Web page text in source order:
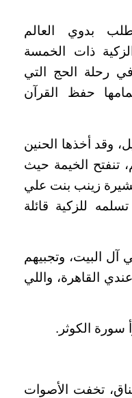
بدوي العالم
ذات الخمسة
العام 1915، في رحلة الحج التي
حفظ القرآن
وقد أخذها الحنين
تنفتح الخيمة حيث
زينب بنت علي
للزكية قائلة
آل البيت، وتجبيهم
القاهرة، واللي
سورة الكوثر.
تخفت الأصوات